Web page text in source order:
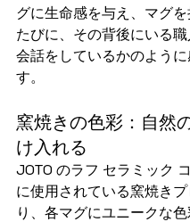
グに生命感を与え、マグ
たびに、その背後にいる
会話をしているかのように
す。
窯焼きの色彩：自然
け入れる
JOTO のラフ セラミック
に使用されている窯焼き
り、各マグにユニークな